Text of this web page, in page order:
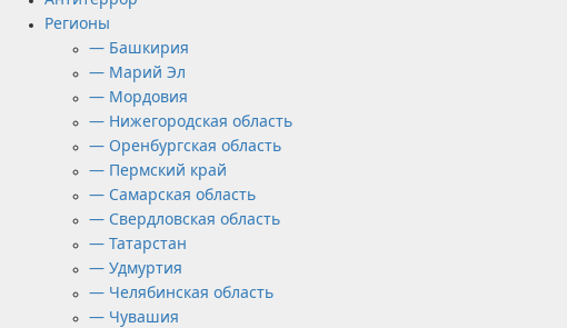
Регионы
— Башкирия
— Марий Эл
— Мордовия
— Нижегородская область
— Оренбургская область
— Пермский край
— Самарская область
— Свердловская область
— Татарстан
— Удмуртия
— Челябинская область
— Чувашия